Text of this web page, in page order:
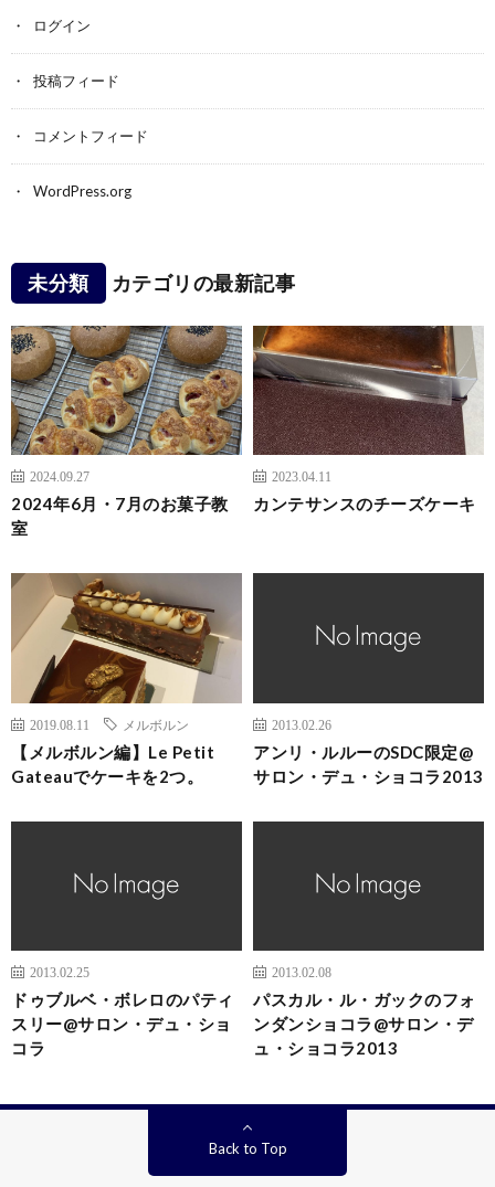
ログイン
投稿フィード
コメントフィード
WordPress.org
未分類 カテゴリの最新記事
2024.09.27
2024年6月・7月のお菓子教
室
2023.04.11
カンテサンスのチーズケーキ
2019.08.11 メルボルン
【メルボルン編】Le Petit
Gateauでケーキを2つ。
2013.02.26
アンリ・ルルーのSDC限定@
サロン・デュ・ショコラ2013
2013.02.25
ドゥブルベ・ボレロのパティ
スリー@サロン・デュ・ショ
コラ
2013.02.08
パスカル・ル・ガックのフォ
ンダンショコラ@サロン・デ
ュ・ショコラ2013
Back to Top